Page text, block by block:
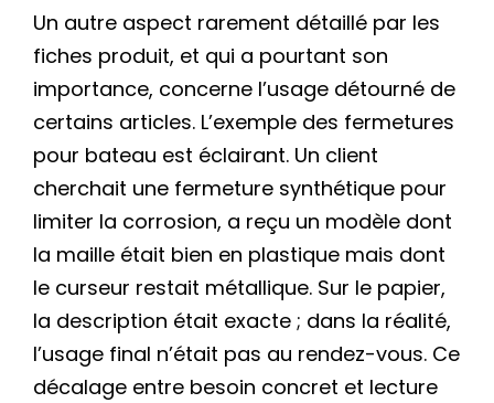
Un autre aspect rarement détaillé par les
fiches produit, et qui a pourtant son
importance, concerne l’usage détourné de
certains articles. L’exemple des fermetures
pour bateau est éclairant. Un client
cherchait une fermeture synthétique pour
limiter la corrosion, a reçu un modèle dont
la maille était bien en plastique mais dont
le curseur restait métallique. Sur le papier,
la description était exacte ; dans la réalité,
l’usage final n’était pas au rendez-vous. Ce
décalage entre besoin concret et lecture